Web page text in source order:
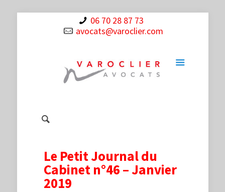
06 70 28 87 73
avocats@varoclier.com
Le Petit Journal du
Cabinet n°46 – Janvier
2019